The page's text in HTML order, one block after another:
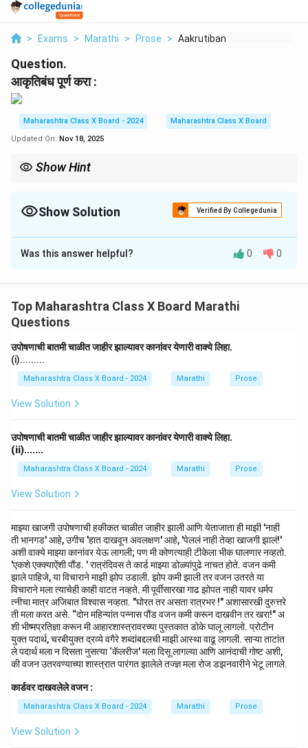
> Exams > Marathi > Prose > Aakrutibandh Purn Ka...
Question.
आकृतिबंध पूर्ण करा :
Maharashtra Class X Board - 2024
Maharashtra Class X Board
Updated On: Nov 18, 2025
Show Hint
Show Solution Verified By Collegedunia
Solution and Explanation
डॉ. बाबासाहेब आंबेडकरांनी केलेले कार्य
सन्मान दिला. बाबासाहेबांनी त्यांचा संघर्ष जसा तळमळीने आणि दृढतेने
केला, तसाच त्यांनी साऱ्या समाजाला समानतेचे महत्त्व शिकवले.
त्यांच्या कार्यामध्ये त्यांनी जातीप्रथा आणि धार्मिक भेदभाव नाकारला
आणि संविधान तयार करतांना देशाला एकात्मता दिली. बाबासाहेब
आंबेडकरांनी अस्पृश्यता नष्ट करण्यासाठी आणि त्यांना सशक्त
करण्यासाठी विविध कायदे आणि उपाय सुचवले.
आणि स्वाभिमान यांना महत्त्व दिले. त्यांचे शब्द आणि कृती ही केवळ
त्यांच्या काळासाठी नाही, तर प्रत्येक पिढीसाठी प्रेरणा आहेत.
आज पन्नास वर्षांनी, बाबासाहेबांचा ध्यास सूर्यफुलांप्रमाणे पसरत आहे
Was this answer helpful? 0 0
Top Maharashtra Class X Board Marathi
Questions
उपोषणाची बातमी चाळीत जाहीर झाल्यावर कानांवर येणारी वाक्ये लिहा.
(i).........
Maharashtra Class X Board - 2024 Marathi Prose
View Solution
उपोषणाची बातमी चाळीत जाहीर झाल्यावर कानांवर येणारी वाक्ये लिहा.
(ii).......
Maharashtra Class X Board - 2024 Marathi Prose
View Solution
माझ्या खाजगी उपोषणाची हकीकत चाळीत जाहीर झाली आणि येताजाता ही माझी 'नाही
ती भानगड' आहे, उगीच 'हात दाखवून अवलक्षण' आहे, 'पेललं नाही तेव्हा खाजगी झालं!'
अशी वाक्ये माझ्या कानांवर येऊ लागली; पण मी कोणत्याही टीकेला भीक घालणार नव्हतो.
'एकशे एक्क्याऐंशी पौंड. ' रात्रंदिवस ते कार्ड माझ्या डोळ्यांपुढे नाचत होते. वजन कमी
झाले पाहिजे, या विचाराने माझी झोप उडाली. झोप कमी झाली तर वजन उतरते या
विचाराने मला त्याचेही काही वाटत नव्हते. मी पूर्वीसारखा गाढ झोपत नाही यावर धर्मप
त्नीचा मात्र अजिबात विश्वास नव्हता. "घोरत तर असता रात्रभर !" अशासारखी दुरुत्तरे
ती मला करत असे. “दोन महिन्यांत पन्नास पौंड वजन कमी करून दाखवीन तर खरा!" अ
शी भीष्मप्रतिज्ञा करून मी आहारशास्त्रावरच्या पुस्तकात डोके घालू लागलो. प्रोटीन
युक्त पदार्थ, चरबीयुक्त द्रव्ये वगैरे शब्दांबद्दलची माझी आस्था वाढू लागली. साऱ्या ताटांत
ले पदार्थ मला न दिसता नुसत्या ‘कॅलरीज' मला दिसू लागल्या आणि आनंदाची गोष्ट अशी,
की वजन उतरवण्याच्या शास्त्रात पारंगत झालेले तज्ज्ञ मला रोज डझनवारीने भेटू लागले.
कार्डवर दाखवलेले वजन :
Maharashtra Class X Board - 2024 Marathi Prose
View Solution